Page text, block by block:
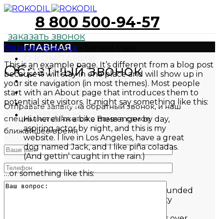
8 800 500-94-57
заказать звонок
Обратный звонок
Отправьте заявку на обратный звонок, и наш
специалист свяжется с Вами в самое
ближайшее время
ГЛАВНАЯ
О КОМПАНИИ
КАТАЛОГ
ДОСТАВКА И ОПЛАТА
СТАТЬ ДИЛЕРОМ
ГАРАНТИЯ
КОНТАКТЫ
Главная страница
This is an example page. It’s different from a blog post
because it will stay in one place and will show up in
your site navigation (in most themes). Most people
start with an About page that introduces them to
potential site visitors. It might say something like this:
Hi there! I’m a bike messenger by day,
aspiring actor by night, and this is my
website. I live in Los Angeles, have a great
dog named Jack, and I like piña coladas.
(And gettin’ caught in the rain.)
…or something like this:
The XYZ Doohickey Company was founded
in 1971, and has been providing quality